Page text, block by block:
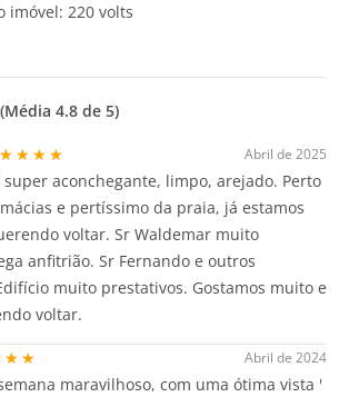
imóvel: 220 volts
(Média 4.8 de 5)
Abril de 2025
aconchegante, limpo, arejado. Perto
e pertíssimo da praia, já estamos
voltar. Sr Waldemar muito
anfitrião. Sr Fernando e outros
muito prestativos. Gostamos muito e
voltar.
Abril de 2024
maravilhoso, com uma ótima vista '